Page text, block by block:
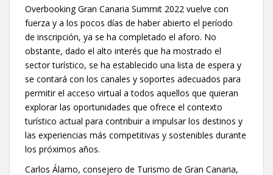
Overbooking Gran Canaria Summit 2022 vuelve con
fuerza y a los pocos días de haber abierto el período
de inscripción, ya se ha completado el aforo. No
obstante, dado el alto interés que ha mostrado el
sector turístico, se ha establecido una lista de espera y
se contará con los canales y soportes adecuados para
permitir el acceso virtual a todos aquellos que quieran
explorar las oportunidades que ofrece el contexto
turístico actual para contribuir a impulsar los destinos y
las experiencias más competitivas y sostenibles durante
los próximos años.
Carlos Álamo, consejero de Turismo de Gran Canaria,